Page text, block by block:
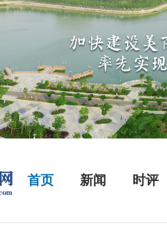
首页 新闻 时评